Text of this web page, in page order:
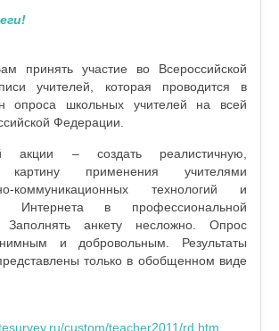
принять участие во Всероссийской
учителей, которая проводится в
опроса школьных учителей на всей
Федерации.
акции – создать реалистичную,
картину применения учителями
коммуникационных технологий и
Интернета в профессиональной
Заполнять анкету несложно. Опрос
и добровольным. Результаты
только в обобщенном виде
custom/teacher2011/rd.htm